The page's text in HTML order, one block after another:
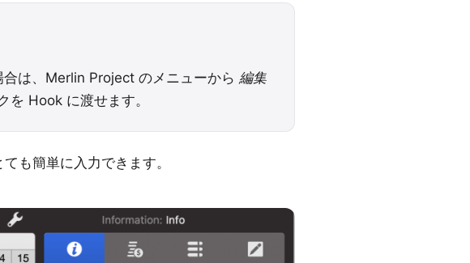
は、Merlin Project のメニューから 編集
を Hook に渡せます。
ても簡単に入力できます。